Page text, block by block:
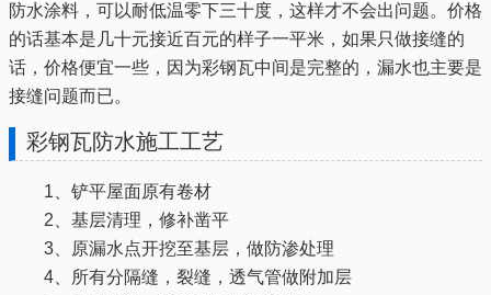
防水涂料，可以耐低温零下三十度，这样才不会出问题。价格
的话基本是几十元接近百元的样子一平米，如果只做接缝的
话，价格便宜一些，因为彩钢瓦中间是完整的，漏水也主要是
接缝问题而已。
彩钢瓦防水施工工艺
1、铲平屋面原有卷材
2、基层清理，修补凿平
3、原漏水点开挖至基层，做防渗处理
4、所有分隔缝，裂缝，透气管做附加层